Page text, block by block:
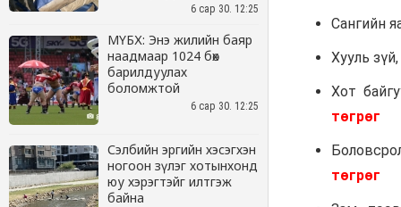
6 сар 30. 12:25
МҮБХ: Энэ жилийн баяр
наадмаар 1024 бөх
барилдуулах
боломжтой
6 сар 30. 12:25
Сэлбийн эргийн хэсэгхэн
ногоон зүлэг хотынхонд
юу хэрэгтэйг илтгэж
байна